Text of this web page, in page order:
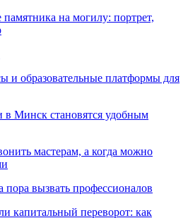
на могилу: портрет,
и образовательные платформы для
в Минск становятся удобным
мастерам, а когда можно
пора вызвать профессионалов
капитальный переворот: как